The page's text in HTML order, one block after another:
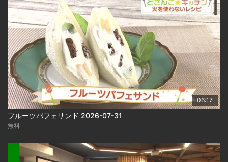
06:17
フルーツパフェサンド 2026-07-31
無料